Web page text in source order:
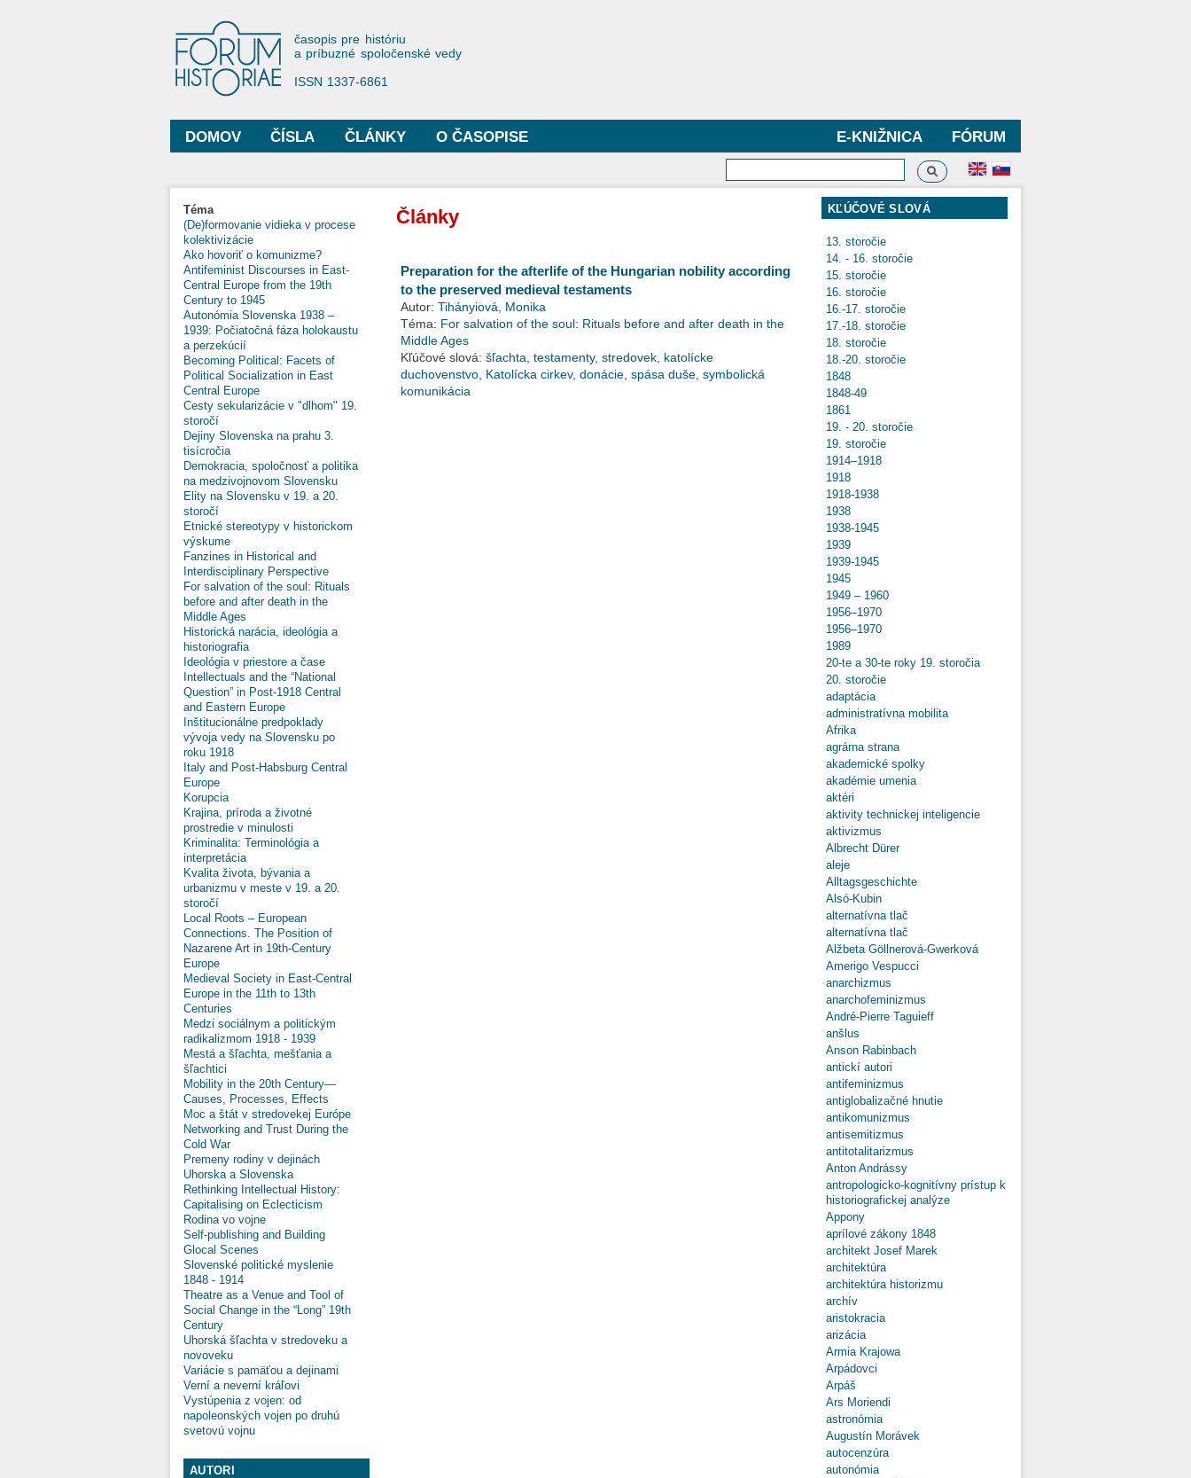
Forum Historiae
časopis pre históriu
a príbuzné spoločenské vedy
ISSN 1337-6861
Hlavné menu
DOMOV ČÍSLA ČLÁNKY FÓRUM
E-KNIŽNICA
O ČASOPISE
Vyhľadávanie
Vyhľadávanie
Téma
(De)formovanie vidieka v procese
kolektivizácie
Ako hovoriť o komunizme?
Antifeminist Discourses in East-
Central Europe from the 19th
Century to 1945
Autonómia Slovenska 1938 –
1939: Počiatočná fáza holokaustu
a perzekúcií
Becoming Political: Facets of
Political Socialization in East
Central Europe
Cesty sekularizácie v "dlhom" 19.
storočí
Dejiny Slovenska na prahu 3.
tisícročia
Demokracia, spoločnosť a politika
na medzivojnovom Slovensku
Elity na Slovensku v 19. a 20.
storočí
Etnické stereotypy v historickom
výskume
Fanzines in Historical and
Interdisciplinary Perspective
For salvation of the soul: Rituals
before and after death in the
Middle Ages
Historická narácia, ideológia a
historiografia
Ideológia v priestore a čase
Intellectuals and the “National
Question” in Post-1918 Central
and Eastern Europe
Inštitucionálne predpoklady
vývoja vedy na Slovensku po
roku 1918
Italy and Post-Habsburg Central
Europe
Korupcia
Krajina, príroda a životné
prostredie v minulosti
Kriminalita: Terminológia a
interpretácia
Kvalita života, bývania a
urbanizmu v meste v 19. a 20.
storočí
Local Roots – European
Connections. The Position of
Nazarene Art in 19th-Century
Europe
Medieval Society in East-Central
Europe in the 11th to 13th
Centuries
Medzi sociálnym a politickým
radikalizmom 1918 - 1939
Mestá a šľachta, mešťania a
šľachtici
Mobility in the 20th Century—
Causes, Processes, Effects
Moc a štát v stredovekej Európe
Networking and Trust During the
Cold War
Premeny rodiny v dejinách
Uhorska a Slovenska
Rethinking Intellectual History:
Capitalising on Eclecticism
Rodina vo vojne
Self-publishing and Building
Glocal Scenes
Slovenské politické myslenie
1848 - 1914
Theatre as a Venue and Tool of
Social Change in the “Long” 19th
Century
Uhorská šľachta v stredoveku a
novoveku
Variácie s pamäťou a dejinami
Verní a neverní kráľovi
Vystúpenia z vojen: od
napoleonských vojen po druhú
svetovú vojnu
AUTORI
Články
Preparation for the afterlife of the Hungarian nobility according
to the preserved medieval testaments
Autor: Tihányiová, Monika
Téma: For salvation of the soul: Rituals before and after death in the
Middle Ages
Kľúčové slová: šľachta testamenty, stredovek katolícke
duchovenstvo Katolícka cirkev, donácie spása duše symbolická
komunikácia
KĽÚČOVÉ SLOVÁ
13. storočie
14. - 16. storočie
15. storočie
16. storočie
16.-17. storočie
17.-18. storočie
18. storočie
18.-20. storočie
1848
1848-49
1861
19. - 20. storočie
19. storočie
1914–1918
1918
1918-1938
1938
1938-1945
1939
1939-1945
1945
1949 – 1960
1956–1970
1956–1970
1989
20-te a 30-te roky 19. storočia
20. storočie
adaptácia
administratívna mobilita
Afrika
agrárna strana
akademické spolky
akadémie umenia
aktéri
aktivity technickej inteligencie
aktivizmus
Albrecht Dürer
aleje
Alltagsgeschichte
Alsó-Kubin
alternatívna tlač
alternatívna tlač
Alžbeta Göllnerová-Gwerková
Amerigo Vespucci
anarchizmus
anarchofeminizmus
André-Pierre Taguieff
anšlus
Anson Rabinbach
antickí autori
antifeminizmus
antiglobalizačné hnutie
antikomunizmus
antisemitizmus
antitotalitarizmus
Anton Andrássy
antropologicko-kognitívny prístup k
historiografickej analýze
Appony
aprílové zákony 1848
architekt Josef Marek
architektúra
architektúra historizmu
archív
aristokracia
arizácia
Armia Krajowa
Arpádovci
Arpáš
Ars Moriendi
astronómia
Augustín Morávek
autocenzúra
autonómia